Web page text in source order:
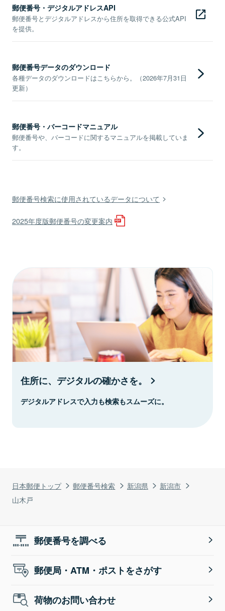
日本郵便トップ 郵便番号検索 新潟県
新潟市
山木戸
郵便番号・デジタルアドレスAPI
郵便番号とデジタルアドレスから住所を取得できる公式API
を提供。
郵便番号データのダウンロード
各種データのダウンロードはこちらから。（2026年7月31日
更新）
郵便番号・バーコードマニュアル
郵便番号や、バーコードに関するマニュアルを掲載していま
す。
郵便番号検索に使用されているデータについて
2025年度版郵便番号の変更案内
住所に、デジタルの確かさを。
デジタルアドレスで入力も検索もスムーズに。
郵便番号を調べる
郵便局・ATM・ポストをさがす
荷物のお問い合わせ